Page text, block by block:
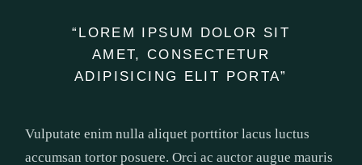
“LOREM IPSUM DOLOR SIT
AMET, CONSECTETUR
ADIPISICING ELIT PORTA”
Vulputate enim nulla aliquet porttitor lacus luctus
accumsan tortor posuere. Orci ac auctor augue mauris